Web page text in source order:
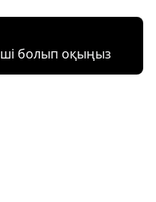
болып оқыңыз